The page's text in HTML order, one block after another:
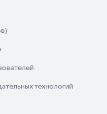
технологий